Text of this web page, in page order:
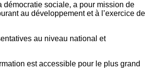
démocratie sociale, a pour mission de
au développement et à l’exercice de
au niveau national et
est accessible pour le plus grand